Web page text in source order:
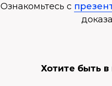
Ознакомьтесь с
Хотите быть в